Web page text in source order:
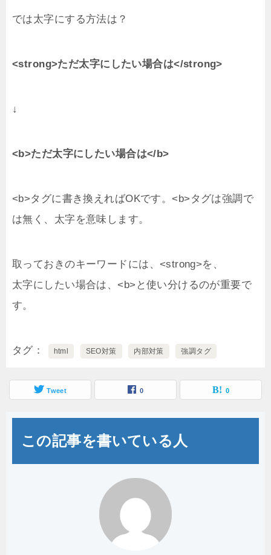
では太字にする方法は？
<strong>ただ太字にしたい場合は</strong>
↓
<b>ただ太字にしたい場合は</b>
<b>タグに書き換えればOKです。<b>タグは強調で
は無く、太字を意味します。
取っておきのキーワードには、<strong>を、
太字にしたい場合は、<b>と使い分けるのが重要で
す。
タグ html SEO対策 内部対策 強調タグ
Tweet 0 0
この記事を書いている人